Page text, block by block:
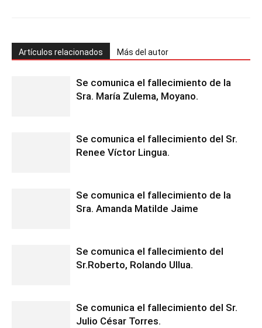
Artículos relacionados Más del autor
Se comunica el fallecimiento de la
Sra. María Zulema, Moyano.
Se comunica el fallecimiento del Sr.
Renee Víctor Lingua.
Se comunica el fallecimiento de la
Sra. Amanda Matilde Jaime
Se comunica el fallecimiento del
Sr.Roberto, Rolando Ullua.
Se comunica el fallecimiento del Sr.
Julio César Torres.